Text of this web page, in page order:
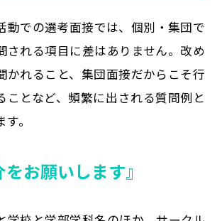
動での選考面接では、個別・集団で
される項目に差はありません。改め
かれること、集団面接だからこそ行
ことなど、頻繁に出される質問例と
。
をお願いします』